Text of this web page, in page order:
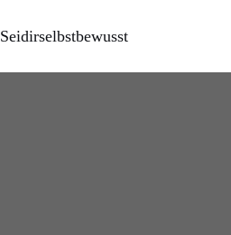
Seidirselbstbewusst